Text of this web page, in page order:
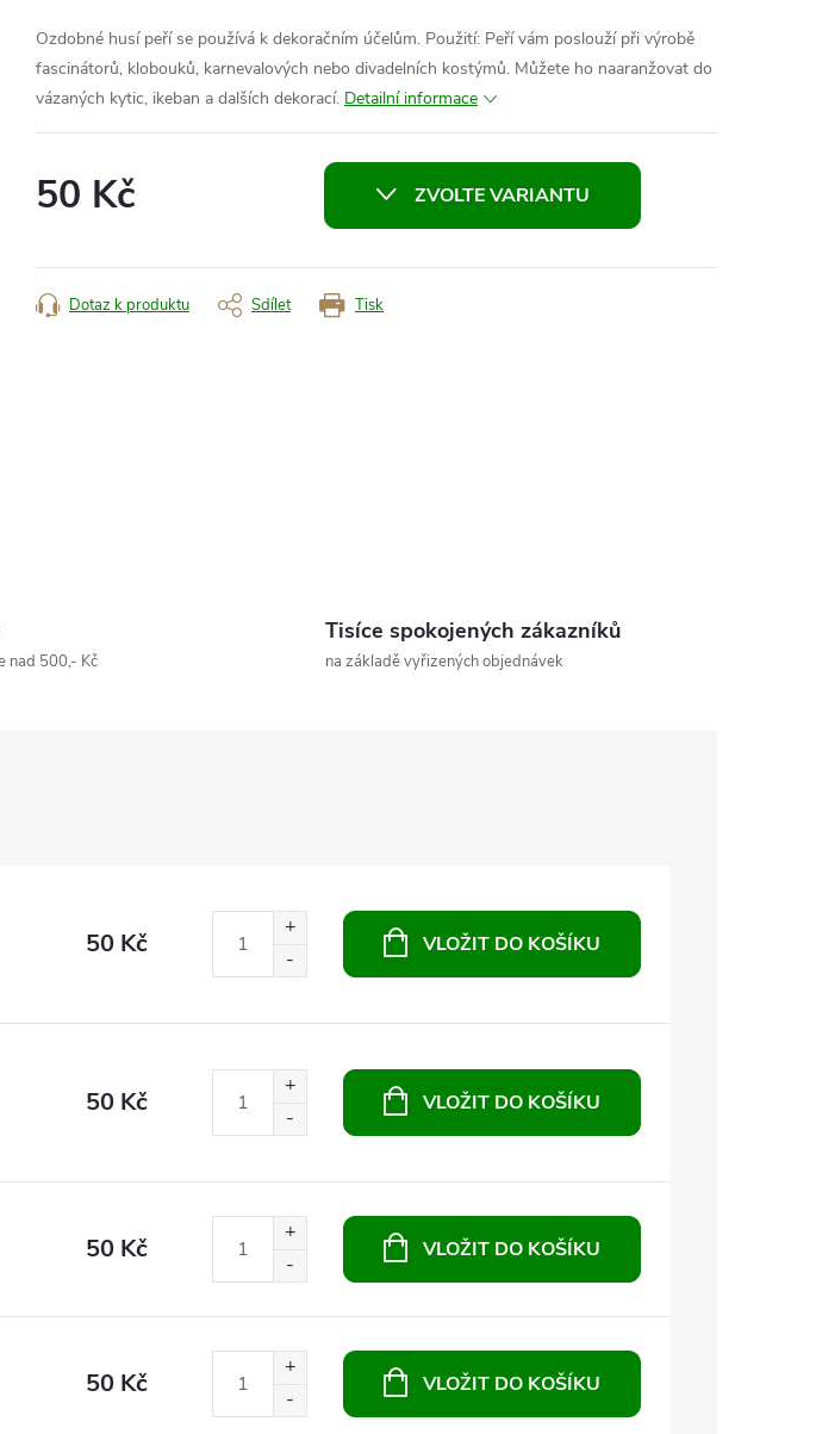
Ozdobné husí peří se používá k dekoračním účelům. Použití: Peří vám poslouží při výrobě
fascinátorů, klobouků, karnevalových nebo divadelních kostýmů. Můžete ho naaranžovat do
vázaných kytic, ikeban a dalších dekorací. Detailní informace
50 Kč ZVOLTE VARIANTU
Tisk
Dotaz k produktu Sdílet
nad 500,- Kč
Tisíce spokojených zákazníků
na základě vyřizených objednávek
50 Kč VLOŽIT DO KOŠÍKU
50 Kč VLOŽIT DO KOŠÍKU
50 Kč VLOŽIT DO KOŠÍKU
50 Kč VLOŽIT DO KOŠÍKU